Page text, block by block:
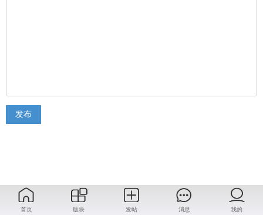
首页 版块 发帖 消息 我的
发布